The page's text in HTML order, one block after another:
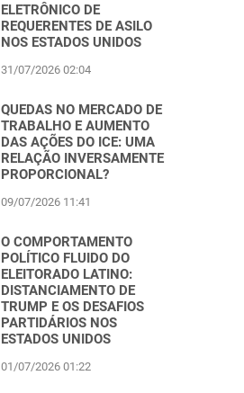
ELETRÔNICO DE
REQUERENTES DE ASILO
NOS ESTADOS UNIDOS
31/07/2026 02:04
QUEDAS NO MERCADO DE
TRABALHO E AUMENTO
DAS AÇÕES DO ICE: UMA
RELAÇÃO INVERSAMENTE
PROPORCIONAL?
09/07/2026 11:41
O COMPORTAMENTO
POLÍTICO FLUIDO DO
ELEITORADO LATINO:
DISTANCIAMENTO DE
TRUMP E OS DESAFIOS
PARTIDÁRIOS NOS
ESTADOS UNIDOS
01/07/2026 01:22